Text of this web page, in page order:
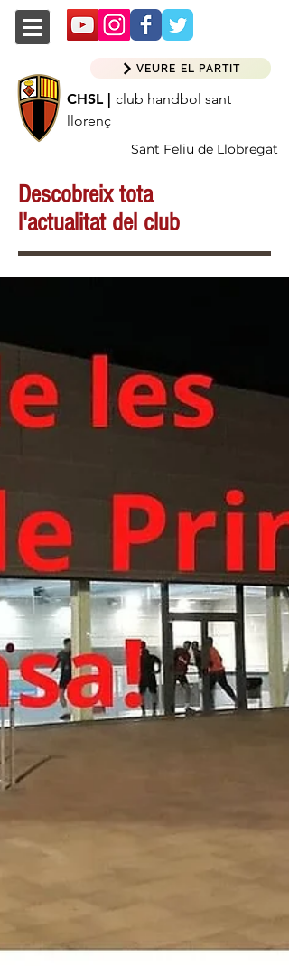
CHSL | club handbol sant
llorenç
Sant Feliu de Llobregat
VEURE EL PARTIT
Descobreix tota
l'actualitat del club